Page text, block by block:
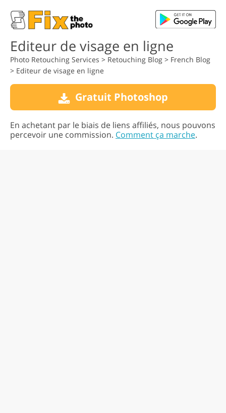
Editeur de visage en ligne
Photo Retouching Services > Retouching Blog > French Blog
> Editeur de visage en ligne
Gratuit Photoshop
En achetant par le biais de liens affiliés, nous pouvons
percevoir une commission. Comment ça marche.